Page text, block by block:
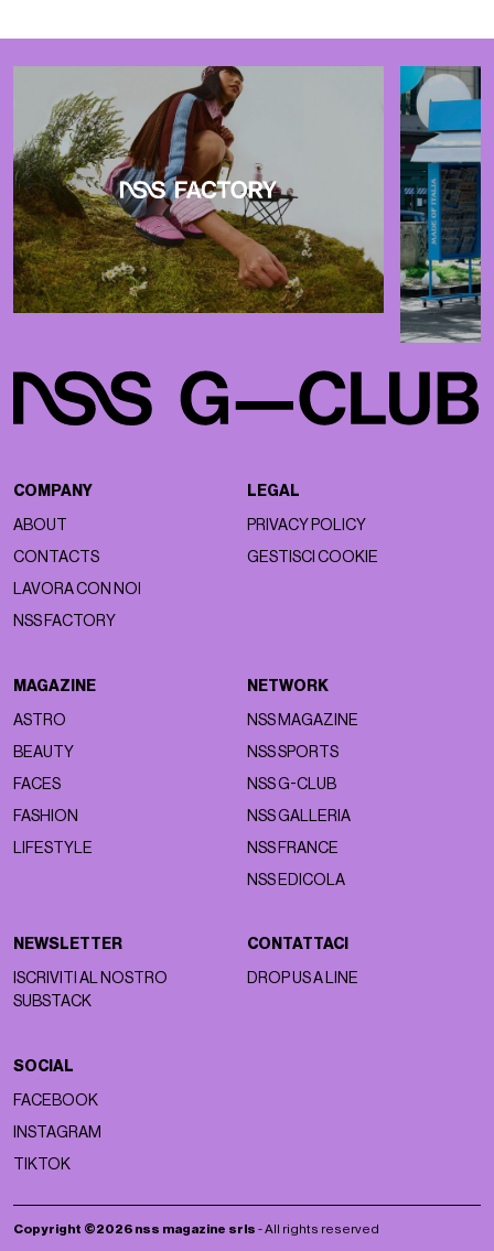
COMPANY
ABOUT
CONTACTS
LAVORA CON NOI
NSS FACTORY
LEGAL
PRIVACY POLICY
GESTISCI COOKIE
MAGAZINE
ASTRO
BEAUTY
FACES
FASHION
LIFESTYLE
NETWORK
NSS MAGAZINE
NSS SPORTS
NSS G-CLUB
NSS GALLERIA
NSS FRANCE
NSS EDICOLA
NEWSLETTER
ISCRIVITI AL NOSTRO
SUBSTACK
CONTATTACI
DROP US A LINE
SOCIAL
FACEBOOK
INSTAGRAM
TIKTOK
Copyright ©2026 nss magazine srls - All rights reserved